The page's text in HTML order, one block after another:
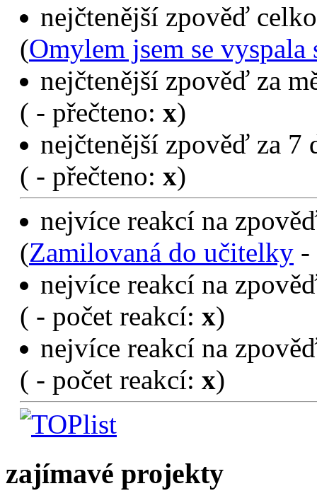
nejčtenější zpověď
(Omylem jsem se vyspala
nejčtenější zpověď za
( - přečteno: x)
nejčtenější zpověď za 7
( - přečteno: x)
nejvíce reakcí na
(Zamilovaná do učitelky -
nejvíce reakcí na
( - počet reakcí: x)
nejvíce reakcí na
( - počet reakcí: x)
zajímavé projekty